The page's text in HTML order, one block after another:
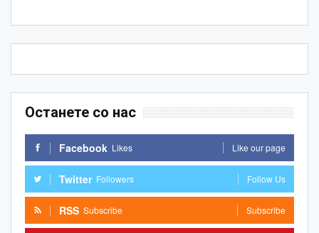
Останете со нас
Facebook Likes Like our page
Twitter Followers Follow Us
RSS Subscribe Subscribe